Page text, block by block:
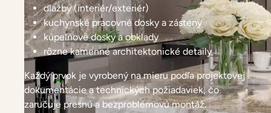
dlažby (interiér/exteriér)
kuchynské pracovné dosky a zásteny
kúpeľňové dosky a obklady
rôzne kamenné architektonické detaily
Každý prvok je vyrobený na mieru podľa projektovej
dokumentácie a technických požiadaviek, čo
zaručuje presnú a bezproblémovú montáž.